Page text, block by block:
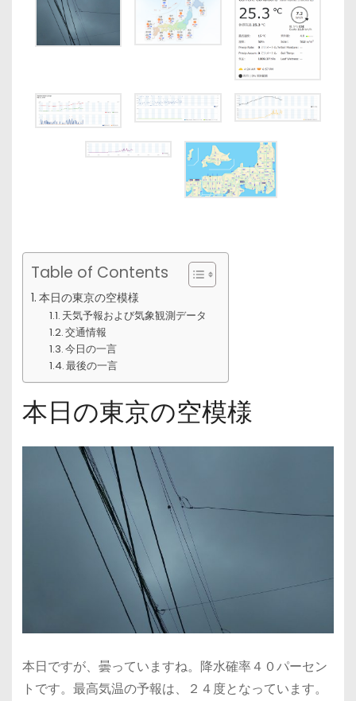
Table of Contents
本日の東京の空模様
天気予報および気象観測データ
交通情報
今日の一言
最後の一言
本日の東京の空模様
本日ですが、曇っていますね。降水確率４０パーセン
トです。最高気温の予報は、２４度となっています。